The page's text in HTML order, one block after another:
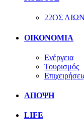
22ΟΣ
ΟΙΚΟΝΟΜΙΑ
Ενέργεια
Τουρισμός
ΑΠΟΨΗ
LIFE